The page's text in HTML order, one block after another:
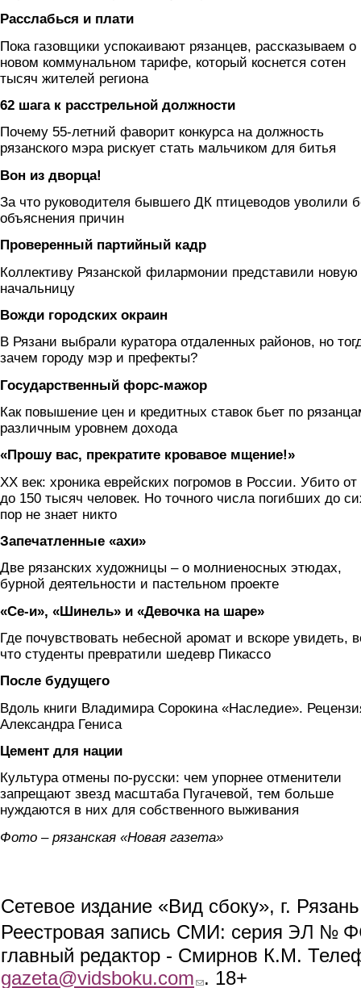
Расслабься и плати
Пока газовщики успокаивают рязанцев, рассказываем о
новом коммунальном тарифе, который коснется сотен
тысяч жителей региона
62 шага к расстрельной должности
Почему 55-летний фаворит конкурса на должность
рязанского мэра рискует стать мальчиком для битья
Вон из дворца!
За что руководителя бывшего ДК птицеводов уволили
объяснения причин
Проверенный партийный кадр
Коллективу Рязанской филармонии представили новую
начальницу
Вожди городских окраин
В Рязани выбрали куратора отдаленных районов, но
зачем городу мэр и префекты?
Государственный форс-мажор
Как повышение цен и кредитных ставок бьет по
различным уровнем дохода
«Прошу вас‚ прекратите кровавое мщение!»
ХХ век: хроника еврейских погромов в России. Убито от
до 150 тысяч человек. Но точного числа погибших до
пор не знает никто
Запечатленные «ахи»
Две рязанских художницы – о молниеносных этюдах,
бурной деятельности и пастельном проекте
«Се-и», «Шинель» и «Девочка на шаре»
Где почувствовать небесной аромат и вскоре увидеть,
что студенты превратили шедевр Пикассо
После будущего
Вдоль книги Владимира Сорокина «Наследие».
Александра Гениса
Цемент для нации
Культура отмены по-русски: чем упорнее отменители
запрещают звезд масштаба Пугачевой, тем больше
нуждаются в них для собственного выживания
Фото – рязанская «Новая газета»
Сетевое издание «Вид сбоку», г.
Реестровая запись СМИ: серия ЭЛ №
главный редактор - Смирнов К.М.
gazeta@vidsboku.com (link sends e-mail)
. 18+